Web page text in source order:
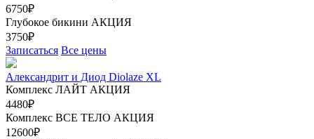
6750₽
Глубокое бикини АКЦИЯ
3750₽
Записаться Все цены
Александрит и Диод Diolaze XL
Комплекс ЛАЙТ АКЦИЯ
4480₽
Комплекс ВСЕ ТЕЛО АКЦИЯ
12600₽